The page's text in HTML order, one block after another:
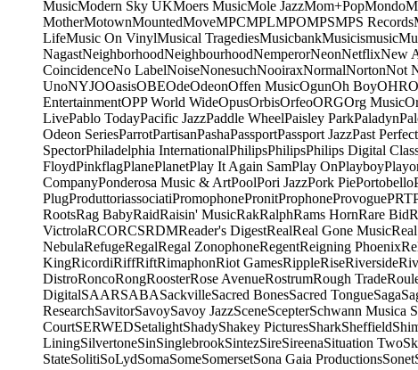
MusicModern Sky UKMoers MusicMole JazzMom+PopMondo
MotherMotownMountedMoveMPCMPLMPOMPSMPS Records
LifeMusic On VinylMusical TragediesMusicbankMusicismusic
NagastNeighborhoodNeighbourhoodNemperorNeonNetflixNew
CoincidenceNo LabelNoiseNonesuchNooiraxNormalNortonNot
UnoNYJOOasisOBEOdeOdeonOffen MusicOgunOh BoyOHR
EntertainmentOPP World WideOpusOrbisOrfeoORGOrg Music
LivePablo TodayPacific JazzPaddle WheelPaisley ParkPaladyn
Odeon SeriesParrotPartisanPashaPassportPassport JazzPast
SpectorPhiladelphia InternationalPhilipsPhilipsPhilips Digital
FloydPinkflagPlanePlanetPlay It Again SamPlay OnPlayboy
CompanyPonderosa Music & ArtPoolPori JazzPork PiePortobello
PlugProduttoriassociatiPromophonePronitProphoneProvoguePRT
RootsRag BabyRaidRaisin' MusicRakRalphRams HornRare Bid
VictrolaRCORCSRDMReader's DigestRealReal Gone Music
NebulaRefugeRegalRegal ZonophoneRegentReigning Phoenix
KingRicordiRiffRiftRimaphonRiot GamesRippleRiseRiverside
DistroRoncoRongRoosterRose AvenueRostrumRough Trade
DigitalSAARSABASackvilleSacred BonesSacred TongueSaga
ResearchSavitorSavoySavoy JazzSceneScepterSchwann Musica
CourtSERWEDSetalightShadyShakey PicturesSharkSheffield
LiningSilvertoneSinSinglebrookSintezSireSireenaSituation Two
StateSolitiSoLydSomaSomeSomersetSona Gaia ProductionsSonet